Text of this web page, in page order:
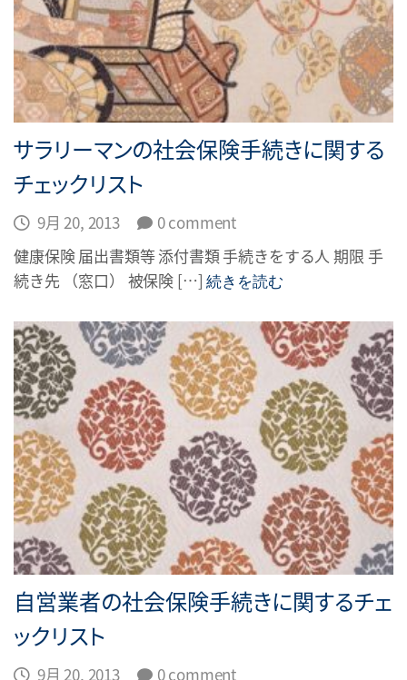
サラリーマンの社会保険手続きに関する
チェックリスト
9月 20, 2013
0 comment
健康保険 届出書類等 添付書類 手続きをする人 期限 手
続き先 （窓口） 被保険 […]続きを読む
自営業者の社会保険手続きに関するチェ
ックリスト
9月 20, 2013 0 comment